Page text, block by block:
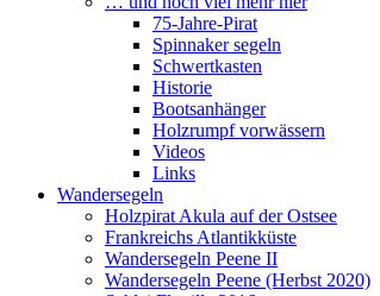
75-Jahre-Pirat
Spinnaker segeln
Schwertkasten
Historie
Bootsanhänger
Holzrumpf vorwässern
Videos
Links
Wandersegeln
Holzpirat Akula auf der Ostsee
Frankreichs Atlantikküste
Wandersegeln Peene II
Wandersegeln Peene (Herbst 2020)